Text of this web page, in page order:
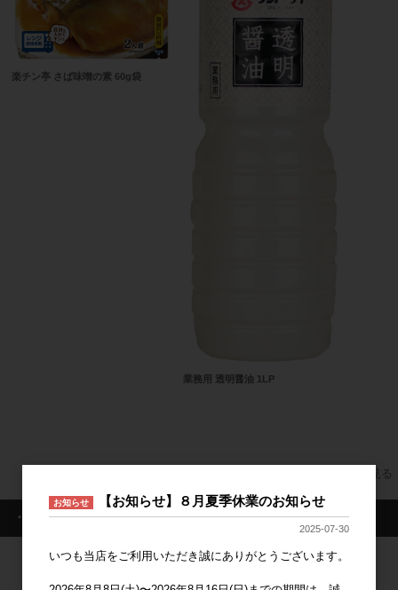
楽チン亭 さば味噌の素 60g袋
業務用 透明醤油 1LP
すべてのおすすめ商品を見る
・ログイン情報
お知らせ 【お知らせ】８月夏季休業のお知らせ
2025-07-30
いつも当店をご利用いただき誠にありがとうございます。